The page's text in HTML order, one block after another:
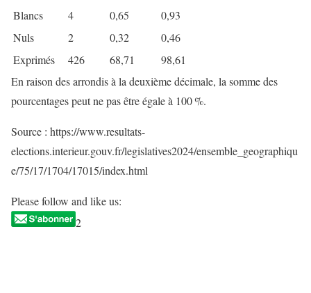
Blancs
4 0,65
0,93
Nuls
2 0,32
0,46
Exprimés
426 68,71
98,61
En raison des arrondis à la deuxième décimale, la somme des
pourcentages peut ne pas être égale à 100 %.
Source : https://www.resultats-
elections.interieur.gouv.fr/legislatives2024/ensemble_geographiqu
e/75/17/1704/17015/index.html
Please follow and like us:
2